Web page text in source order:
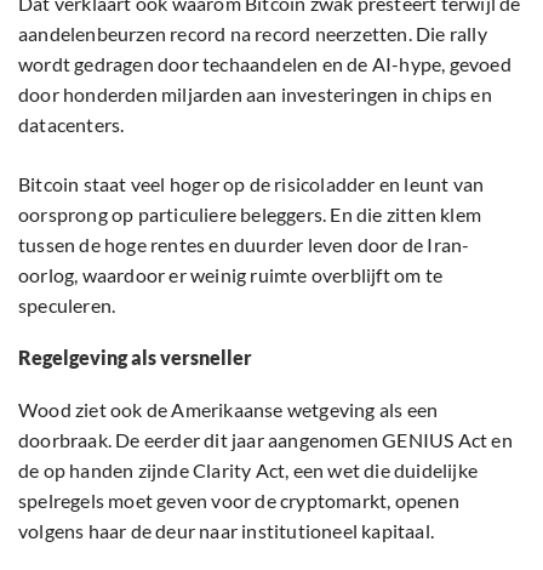
aandelenbeurzen record na record neerzetten. Die rally
wordt gedragen door techaandelen en de AI-hype, gevoed
door honderden miljarden aan investeringen in chips en
datacenters.
Bitcoin staat veel hoger op de risicoladder en leunt van
oorsprong op particuliere beleggers. En die zitten klem
tussen de hoge rentes en duurder leven door de Iran-
oorlog, waardoor er weinig ruimte overblijft om te
speculeren.
Regelgeving als versneller
Wood ziet ook de Amerikaanse wetgeving als een
doorbraak. De eerder dit jaar aangenomen GENIUS Act en
de op handen zijnde Clarity Act, een wet die duidelijke
spelregels moet geven voor de cryptomarkt, openen
volgens haar de deur naar institutioneel kapitaal.